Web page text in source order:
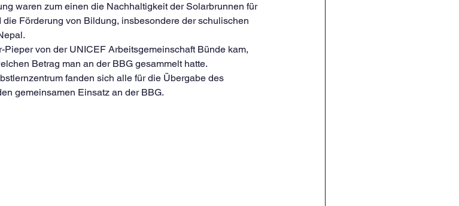
waren zum einen die Nachhaltigkeit der Solarbrunnen für
Förderung von Bildung, insbesondere der schulischen
von der UNICEF Arbeitsgemeinschaft Bünde kam,
Betrag man an der BBG gesammelt hatte.
fanden sich alle für die Übergabe des
gemeinsamen Einsatz an der BBG.